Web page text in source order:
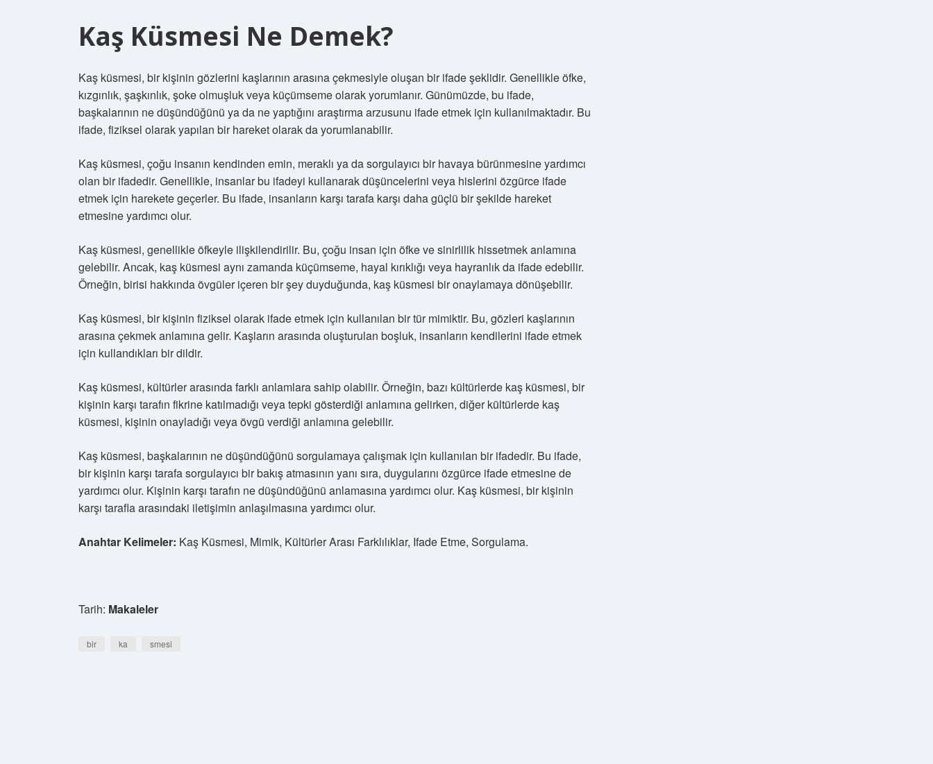
Kaş Küsmesi Ne Demek?
Kaş küsmesi, bir kişinin gözlerini kaşlarının arasına çekmesiyle oluşan bir ifade şeklidir. Genellikle öfke,
kızgınlık, şaşkınlık, şoke olmuşluk veya küçümseme olarak yorumlanır. Günümüzde, bu ifade,
başkalarının ne düşündüğünü ya da ne yaptığını araştırma arzusunu ifade etmek için kullanılmaktadır. Bu
ifade, fiziksel olarak yapılan bir hareket olarak da yorumlanabilir.
Kaş küsmesi, çoğu insanın kendinden emin, meraklı ya da sorgulayıcı bir havaya bürünmesine yardımcı
olan bir ifadedir. Genellikle, insanlar bu ifadeyi kullanarak düşüncelerini veya hislerini özgürce ifade
etmek için harekete geçerler. Bu ifade, insanların karşı tarafa karşı daha güçlü bir şekilde hareket
etmesine yardımcı olur.
Kaş küsmesi, genellikle öfkeyle ilişkilendirilir. Bu, çoğu insan için öfke ve sinirlilik hissetmek anlamına
gelebilir. Ancak, kaş küsmesi aynı zamanda küçümseme, hayal kırıklığı veya hayranlık da ifade edebilir.
Örneğin, birisi hakkında övgüler içeren bir şey duyduğunda, kaş küsmesi bir onaylamaya dönüşebilir.
Kaş küsmesi, bir kişinin fiziksel olarak ifade etmek için kullanılan bir tür mimiktir. Bu, gözleri kaşlarının
arasına çekmek anlamına gelir. Kaşların arasında oluşturulan boşluk, insanların kendilerini ifade etmek
için kullandıkları bir dildir.
Kaş küsmesi, kültürler arasında farklı anlamlara sahip olabilir. Örneğin, bazı kültürlerde kaş küsmesi, bir
kişinin karşı tarafın fikrine katılmadığı veya tepki gösterdiği anlamına gelirken, diğer kültürlerde kaş
küsmesi, kişinin onayladığı veya övgü verdiği anlamına gelebilir.
Kaş küsmesi, başkalarının ne düşündüğünü sorgulamaya çalışmak için kullanılan bir ifadedir. Bu ifade,
bir kişinin karşı tarafa sorgulayıcı bir bakış atmasının yanı sıra, duygularını özgürce ifade etmesine de
yardımcı olur. Kişinin karşı tarafın ne düşündüğünü anlamasına yardımcı olur. Kaş küsmesi, bir kişinin
karşı tarafla arasındaki iletişimin anlaşılmasına yardımcı olur.
Anahtar Kelimeler: Kaş Küsmesi, Mimik, Kültürler Arası Farklılıklar, Ifade Etme, Sorgulama.
Tarih: Makaleler
bir ka smesi